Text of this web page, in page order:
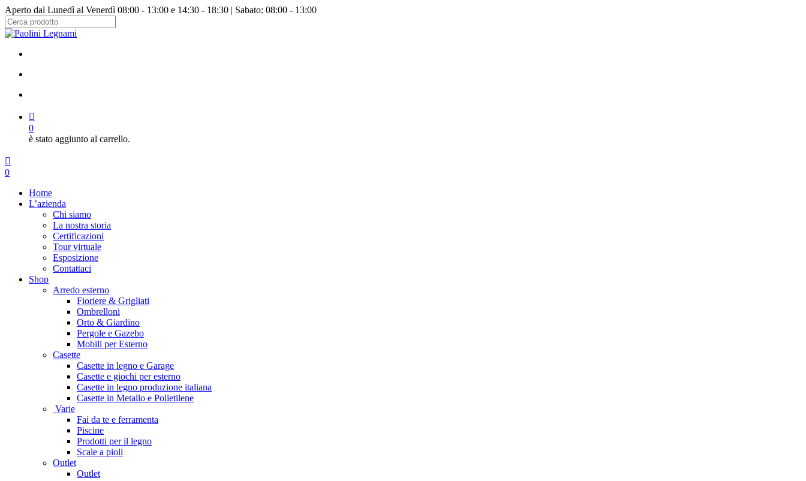
Salta
al
contenuto
Aperto dal Lunedì al Venerdì 08:00 - 13:00 e 14:30 - 18:30 | Sabato: 08:00 - 13:00
Chiudi
0
è stato aggiunto al carrello.
Menu
cerca
account
0
Home
L’azienda
Chi siamo
La nostra storia
Certificazioni
Tour virtuale
Esposizione
Contattaci
Shop
Arredo esterno
Fioriere & Grigliati
Ombrelloni
Orto & Giardino
Pergole e Gazebo
Mobili per Esterno
Casette
Casette in legno e Garage
Casette e giochi per esterno
Casette in legno produzione italiana
Casette in Metallo e Polietilene
Varie
Fai da te e ferramenta
Piscine
Prodotti per il legno
Scale a pioli
Outlet
Outlet